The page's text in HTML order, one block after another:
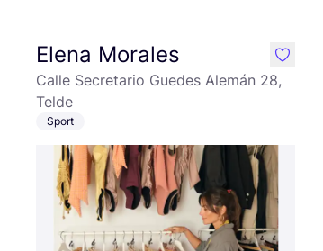
Elena Morales
Calle Secretario Guedes Alemán 28,
Telde
Sport
like